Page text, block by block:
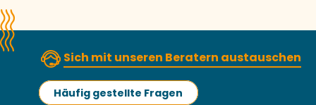
Sich mit unseren Beratern austauschen
Häufig gestellte Fragen